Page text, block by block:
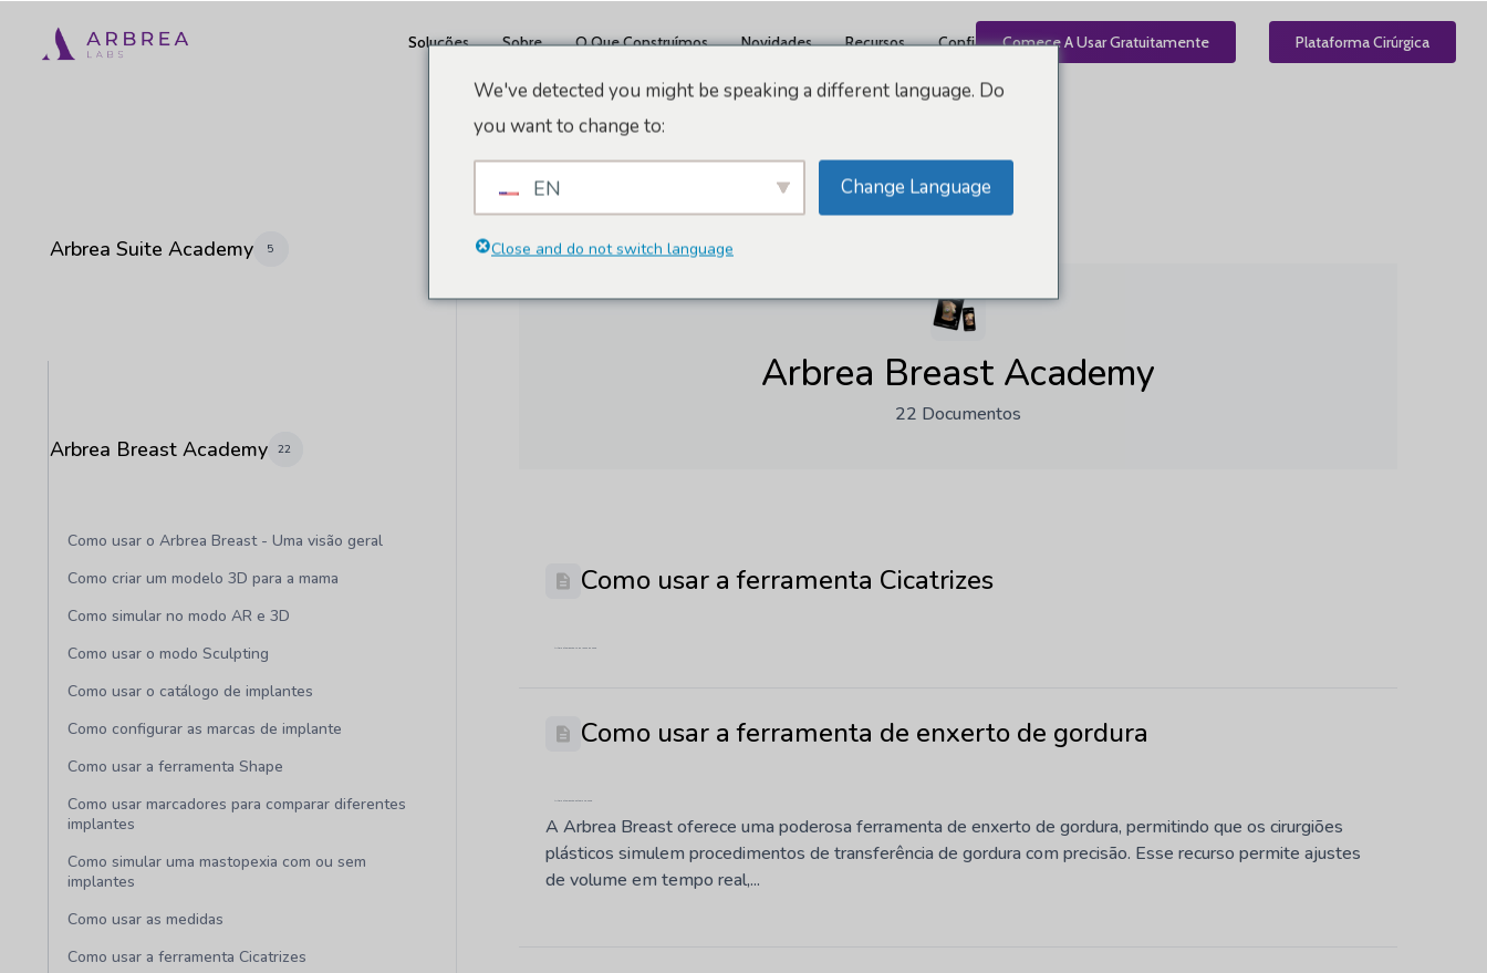
Soluções Sobre O Que Construímos Novidades Recursos Confiável PT
Comece A Usar Gratuitamente Plataforma Cirúrgica
Arbrea Suite Academy 5
Arbrea Breast Academy 22
Como usar o Arbrea Breast - Uma visão geral
Como criar um modelo 3D para a mama
Como simular no modo AR e 3D
Como usar o modo Sculpting
Como usar o catálogo de implantes
Como configurar as marcas de implante
Como usar a ferramenta Shape
Como usar marcadores para comparar diferentes
implantes
Como simular uma mastopexia com ou sem
implantes
Como usar as medidas
Como usar a ferramenta Cicatrizes
Início
Arbrea Breast Academy
22 Documentos
Como usar a ferramenta Cicatrizes
Última atualização: 10 de junho de 2026
Como usar a ferramenta de enxerto de gordura
Última atualização: outubro 29, 2025
A Arbrea Breast oferece uma poderosa ferramenta de enxerto de gordura, permitindo que os cirurgiões
plásticos simulem procedimentos de transferência de gordura com precisão. Esse recurso permite ajustes
de volume em tempo real,...
We've detected you might be speaking a different language. Do
you want to change to:
EN Change Language
Close and do not switch language